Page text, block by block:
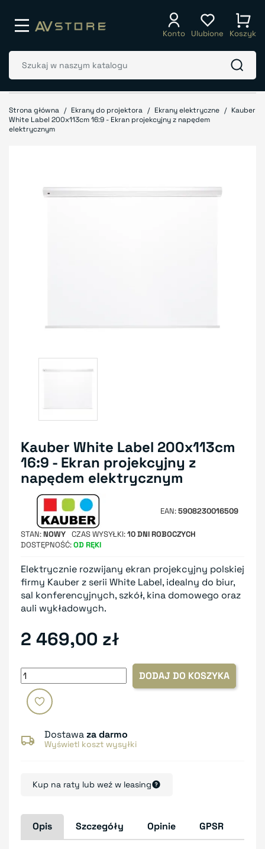
Konto Ulubione Koszyk
Strona główna Ekrany do projektora Ekrany elektryczne
Kauber
White Label 200x113cm 16:9 - Ekran projekcyjny z napędem
elektrycznym
Kauber White Label 200x113cm
16:9 - Ekran projekcyjny z
napędem elektrycznym
EAN 5908230016509
STAN NOWY CZAS WYSYŁKI 10 DNI ROBOCZYCH
DOSTĘPNOŚĆ OD RĘKI
Elektrycznie rozwijany ekran projekcyjny polskiej
firmy Kauber z serii White Label, idealny do biur,
sal konferencyjnych, szkół, kina domowego oraz
auli wykładowych.
2 469,00 zł
DODAJ DO KOSZYKA
Dostawaza darmo
Wyświetl koszt wysyłki
Kup na raty lub weź w leasing
Opis Szczegóły Opinie GPSR